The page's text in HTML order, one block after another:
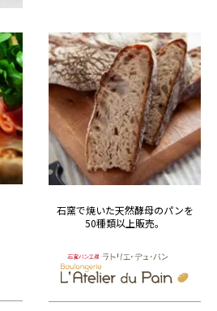
石窯で焼いた天然酵母のパンを
50種類以上販売。